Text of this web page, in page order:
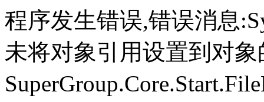
程序发生错误,错误消息
未将对象引用设置到对